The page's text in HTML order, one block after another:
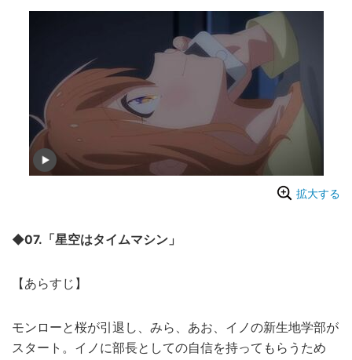
拡大する
◆07.「星空はタイムマシン」
【あらすじ】
モンローと桜が引退し、みら、あお、イノの新生地学部が
スタート。イノに部長としての自信を持ってもらうため